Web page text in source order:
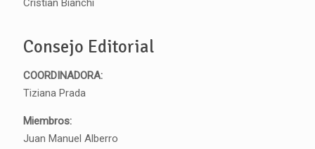
Cristian Bianchi
Consejo Editorial
COORDINADORA:
Tiziana Prada
Miembros:
Juan Manuel Alberro